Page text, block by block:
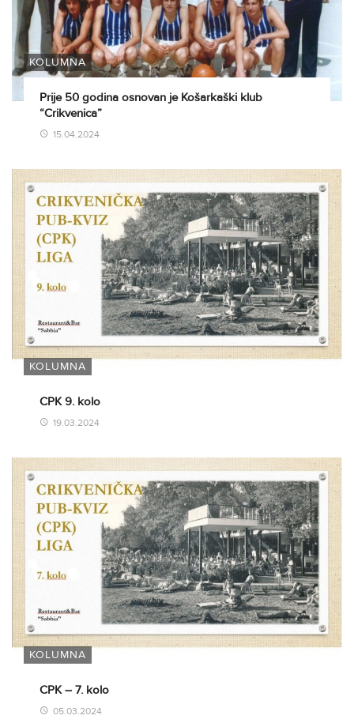
KOLUMNA
Prije 50 godina osnovan je Košarkaški klub
“Crikvenica”
15.04.2024
KOLUMNA
CPK 9. kolo
19.03.2024
KOLUMNA
CPK – 7. kolo
05.03.2024